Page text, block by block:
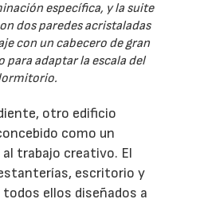
específica, y la suite
dos paredes acristaladas
con un cabecero de gran
para adaptar la escala del
otro edificio
como un
trabajo creativo. El
escritorio y
ellos diseñados a